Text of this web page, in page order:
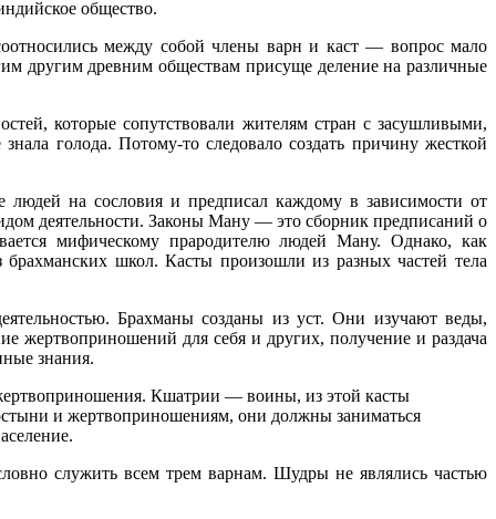
общество.
между собой члены варн и каст — вопрос мало
другим древним обществам присуще деление на различные
которые сопутствовали жителям стран с засушливыми,
голода. Потому-то следовало создать причину жесткой
на сословия и предписал каждому в зависимости от
деятельности. Законы Ману — это сборник предписаний о
мифическому прародителю людей Ману. Однако, как
брахманских школ. Касты произошли из разных частей тела
Брахманы созданы из уст. Они изучают веды,
жертвоприношений для себя и других, получение и раздача
знания.
Кшатрии — воины, из этой касты
и жертвоприношениям, они должны заниматься
служить всем трем варнам. Шудры не являлись частью